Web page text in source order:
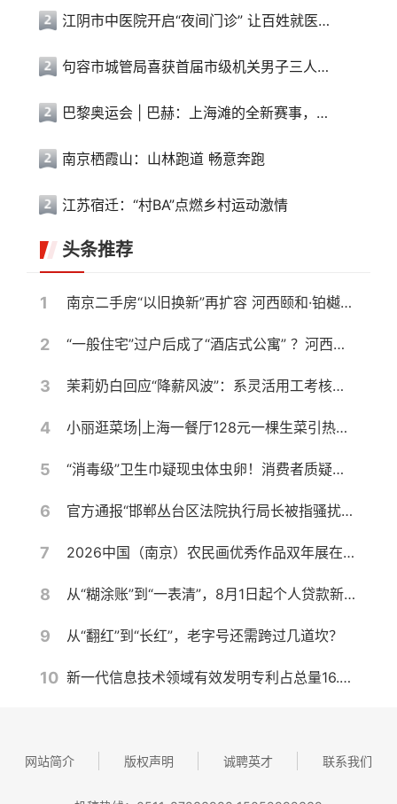
江阴市中医院开启“夜间门诊” 让百姓就医更便利
句容市城管局喜获首届市级机关男子三人篮球赛冠军
巴黎奥运会 | 巴赫：上海滩的全新赛事，离想象中的奥运会又近了一步
南京栖霞山：山林跑道 畅意奔跑
江苏宿迁：“村BA”点燃乡村运动激情
头条推荐
1 南京二手房“以旧换新”再扩容 河西颐和·铂樾府纳入置换范围，共计10盘可选
2 “一般住宅”过户后成了“酒店式公寓” ？河西一高档小区遭遇权证“变脸”，相关部门回应仍按住宅登记
3 茉莉奶白回应“降薪风波”：系灵活用工考核调整，与侵权案无关
4 小丽逛菜场|上海一餐厅128元一棵生菜引热议，记者带你10元以内复刻同款沙拉
5 “消毒级”卫生巾疑现虫体虫卵！消费者质疑产品安全，厂家称需核验样品
6 官方通报“邯郸丛台区法院执行局长被指骚扰女当事人并索贿”：不当言论通话录音确系郭红波本人，其已被停职，将进行严肃处理
7 2026中国（南京）农民画优秀作品双年展在宁开幕
8 从“糊涂账”到“一表清”，8月1日起个人贷款新规实施！对你我有何影响？
9 从“翻红”到“长红”，老字号还需跨过几道坎？
10 新一代信息技术领域有效发明专利占总量16.5%
网站简介 版权声明 诚聘英才 联系我们